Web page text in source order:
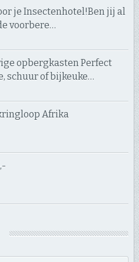
je Insectenhotel! ​Ben jij al
voorbere…
opbergkasten Perfect
schuur of bijkeuke…
Afrika